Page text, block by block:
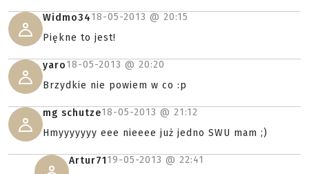
Widmo3418-05-2013 @ 20:15
Piękne to jest!
yaro18-05-2013 @ 20:20
Brzydkie nie powiem w co :p
mg schutze18-05-2013 @ 21:12
Hmyyyyyyy eee nieeee już jedno SWU mam ;)
Artur7119-05-2013 @ 22:41